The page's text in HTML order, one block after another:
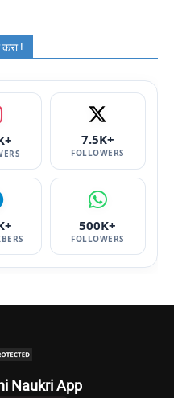
!
7.5K+
FOLLOWERS
500K+
FOLLOWERS
Naukri App